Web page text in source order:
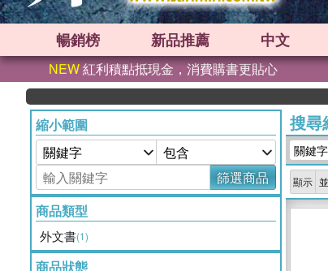
暢銷榜 新品推薦 中文
NEW紅利積點抵現金，消費購書更貼心
縮小範圍
篩選商品
商品類型
外文書(1)
商品狀態
搜尋
關鍵
顯示